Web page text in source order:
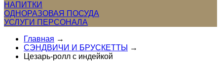
НАПИТКИ
ОДНОРАЗОВАЯ ПОСУДА
УСЛУГИ ПЕРСОНАЛА
Главная →
СЭНДВИЧИ И БРУСКЕТТЫ
→
Цезарь-ролл с индейкой